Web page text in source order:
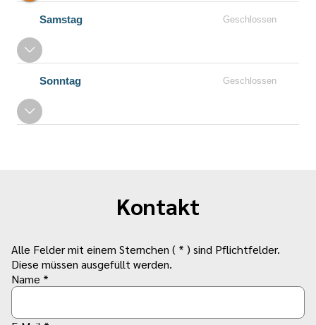
Samstag Geschlossen
Sonntag Geschlossen
Kontakt
Alle Felder mit einem Sternchen ( * ) sind Pflichtfelder.
Diese müssen ausgefüllt werden.
Name *